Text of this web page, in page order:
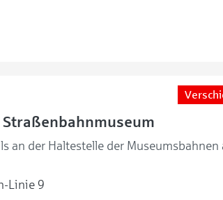
an der Haltestelle der Museumsbahnen
Linie 9